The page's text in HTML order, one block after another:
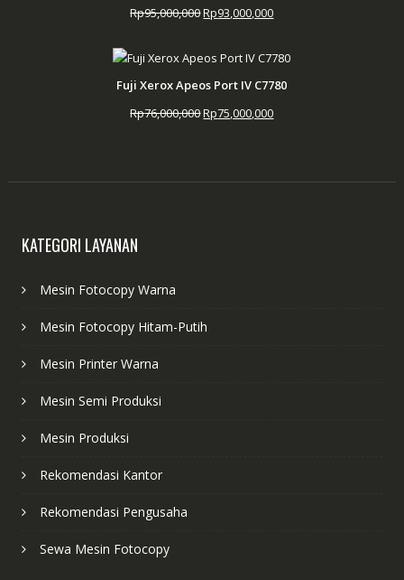
Rp95,000,000Harga
adalah:
Rp93,000,000Harga
ini
Rp93,000,000.
Fuji Xerox Apeos Port IV C7780
Rp76,000,000Harga
Rp75,000,000Harga
KATEGORI LAYANAN
Mesin Fotocopy Warna
Mesin Fotocopy Hitam-Putih
Mesin Printer Warna
Mesin Semi Produksi
Mesin Produksi
Rekomendasi Kantor
Rekomendasi Pengusaha
Sewa Mesin Fotocopy